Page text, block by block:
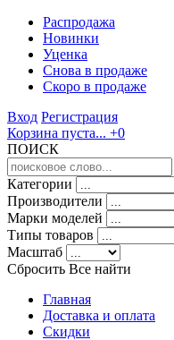
Распродажа
Новинки
Уценка
Снова в продаже
Скоро в продаже
Вход Регистрация
Корзина пуста... +0
ПОИСК
Категории
Производители
Марки моделей
Типы товаров
Масштаб
Сбросить Все найти
Главная
Доставка и оплата
Скидки